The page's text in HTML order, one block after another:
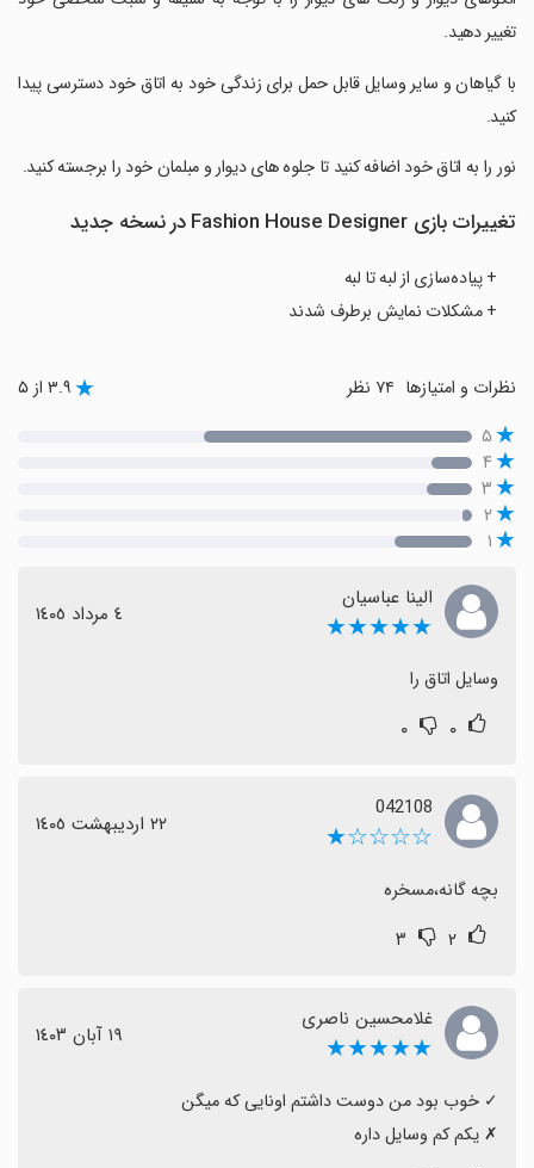
تغییر دهید.
‏با گیاهان و سایر وسایل قابل حمل برای زندگی خود به اتاق خود دسترسی پیدا
کنید.
‏نور را به اتاق خود اضافه کنید تا جلوه های دیوار و مبلمان خود را برجسته کنید.
تغییرات بازی Fashion House Designer در نسخه جدید
+ پیاده‌سازی از لبه تا لبه
+ مشکلات نمایش برطرف شدند
نظرات و امتیازها ۳.۹ از ۵
۵
۴
۳
۲
۱
الینا عباسیان
★★★★★ ٤ مرداد ١٤٠٥
وسایل اتاق را
۰ ۰
042108
☆☆☆☆★ ٢٢ اردیبهشت ١٤٠٥
بچه گانه،مسخره
۲ ۳
غلامحسین ناصری
★★★★★ ١٩ آبان ١٤٠٣
‏✗ یکم کم وسایل داره